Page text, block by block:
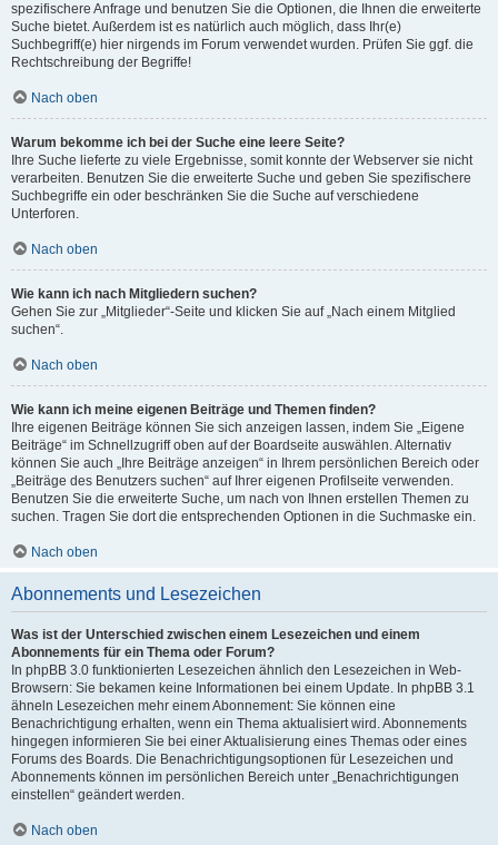
spezifischere Anfrage und benutzen Sie die Optionen, die Ihnen die erweiterte
Suche bietet. Außerdem ist es natürlich auch möglich, dass Ihr(e)
Suchbegriff(e) hier nirgends im Forum verwendet wurden. Prüfen Sie ggf. die
Rechtschreibung der Begriffe!
Nach oben
Warum bekomme ich bei der Suche eine leere Seite?
Ihre Suche lieferte zu viele Ergebnisse, somit konnte der Webserver sie nicht
verarbeiten. Benutzen Sie die erweiterte Suche und geben Sie spezifischere
Suchbegriffe ein oder beschränken Sie die Suche auf verschiedene
Unterforen.
Nach oben
Wie kann ich nach Mitgliedern suchen?
Gehen Sie zur „Mitglieder“-Seite und klicken Sie auf „Nach einem Mitglied
suchen“.
Nach oben
Wie kann ich meine eigenen Beiträge und Themen finden?
Ihre eigenen Beiträge können Sie sich anzeigen lassen, indem Sie „Eigene
Beiträge“ im Schnellzugriff oben auf der Boardseite auswählen. Alternativ
können Sie auch „Ihre Beiträge anzeigen“ in Ihrem persönlichen Bereich oder
„Beiträge des Benutzers suchen“ auf Ihrer eigenen Profilseite verwenden.
Benutzen Sie die erweiterte Suche, um nach von Ihnen erstellen Themen zu
suchen. Tragen Sie dort die entsprechenden Optionen in die Suchmaske ein.
Nach oben
Abonnements und Lesezeichen
Was ist der Unterschied zwischen einem Lesezeichen und einem
Abonnements für ein Thema oder Forum?
In phpBB 3.0 funktionierten Lesezeichen ähnlich den Lesezeichen in Web-
Browsern: Sie bekamen keine Informationen bei einem Update. In phpBB 3.1
ähneln Lesezeichen mehr einem Abonnement: Sie können eine
Benachrichtigung erhalten, wenn ein Thema aktualisiert wird. Abonnements
hingegen informieren Sie bei einer Aktualisierung eines Themas oder eines
Forums des Boards. Die Benachrichtigungsoptionen für Lesezeichen und
Abonnements können im persönlichen Bereich unter „Benachrichtigungen
einstellen“ geändert werden.
Nach oben